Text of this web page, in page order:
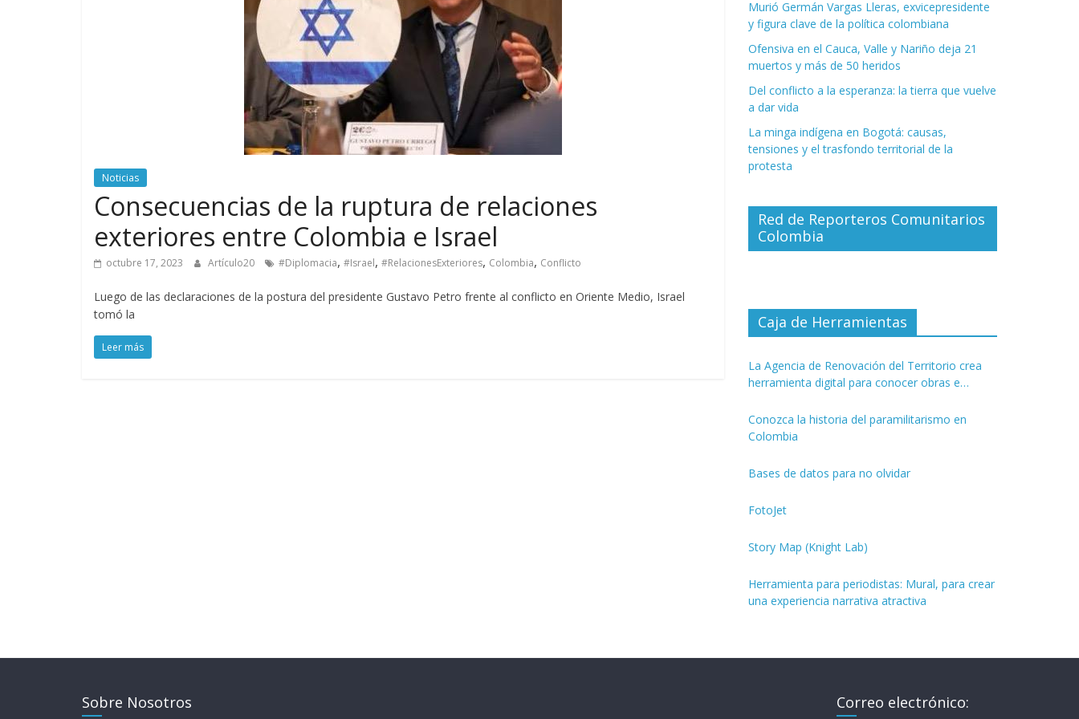
Noticias
Consecuencias de la ruptura de relaciones
exteriores entre Colombia e Israel
octubre 17, 2023 Artículo20 #Diplomacia, #Israel, #RelacionesExteriores, Colombia, Conflicto
Luego de las declaraciones de la postura del presidente Gustavo Petro frente al conflicto en Oriente Medio, Israel
tomó la
Leer más
Murió Germán Vargas Lleras, exvicepresidente
y figura clave de la política colombiana
Ofensiva en el Cauca, Valle y Nariño deja 21
muertos y más de 50 heridos
Del conflicto a la esperanza: la tierra que vuelve
a dar vida
La minga indígena en Bogotá: causas,
tensiones y el trasfondo territorial de la
protesta
Red de Reporteros Comunitarios
Colombia
Caja de Herramientas
La Agencia de Renovación del Territorio crea
herramienta digital para conocer obras e
Conozca la historia del paramilitarismo en
Colombia
Bases de datos para no olvidar
FotoJet
Story Map (Knight Lab)
Herramienta para periodistas: Mural, para crear
una experiencia narrativa atractiva
Sobre Nosotros Correo electrónico: